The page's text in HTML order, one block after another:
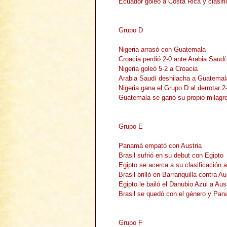
Grupo D
Nigeria arrasó con Guatemala
Croacia perdió 2-0 ante Arabia Saudí
Nigeria goleó 5-2 a Croacia
Arabia Saudí deshilacha a
Nigeria gana el Grupo D al derrotar
Guatemala se ganó su propio
Grupo E
Panamá empató con Austria
Brasil sufrió en su debut con Egipto
Egipto se acerca a su clasificación
Brasil brilló en Barranquilla contra
Egipto le bailó el Danubio Azul a
Brasil se quedó con el género y
Grupo F